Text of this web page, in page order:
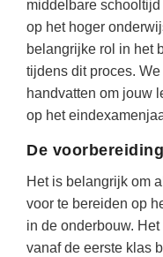
Den Haag (46)
Dordrecht (36)
Lelystad
Eindhoven(18)
Alkmaar(18)
Zoetermeer
Klassieke Talen
Letterkunde
Muziek
Natuurkunde
Nederlands
Rekenen /
Meesterbaan
Biologie
Examentraining
Frans
Geschiedenis
Media
middelbare
op het hoger
belangrijke rol in het
tijdens dit proces.
handvatten om jouw
op het
De
Het is belangrijk om
voor te bereiden op
in de onderbouw.
vanaf de eerste klas